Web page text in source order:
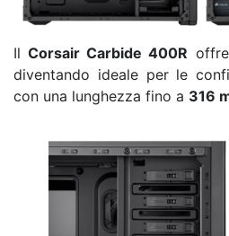
IlCorsair Carbide 400R offre
diventando ideale per le
con una lunghezza fino a 316